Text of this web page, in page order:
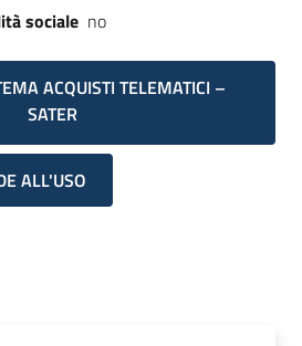
sociale no
ACQUISTI TELEMATICI –
SATER
ALL'USO